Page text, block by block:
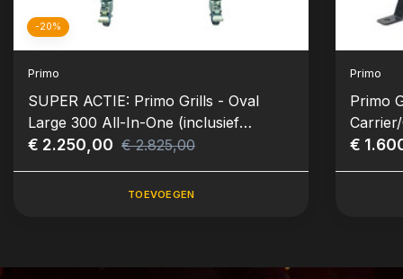
-20%
Primo
SUPER ACTIE: Primo Grills - Oval
Large 300 All-In-One (inclusief
onderstel en zijbladen)
€ 2.250,00 € 2.825,00
TOEVOEGEN
Primo
Primo
€